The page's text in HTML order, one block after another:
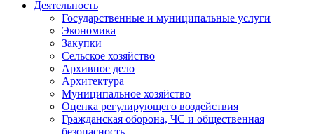
Деятельность
Государственные и муниципальные услуги
Экономика
Закупки
Сельское хозяйство
Архивное дело
Архитектура
Муниципальное хозяйство
Оценка регулирующего воздействия
Гражданская оборона, ЧС и общественная